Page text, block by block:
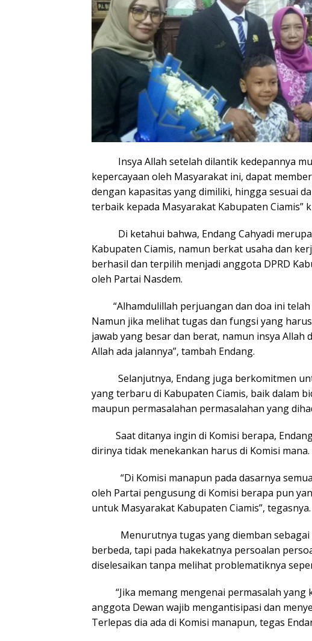
Insya Allah setelah dilantik kedepannya
kepercayaan oleh Masyarakat ini, dapat
dengan kapasitas yang dimiliki, hingga sesuai
terbaik kepada Masyarakat Kabupaten Ciamis”
Di ketahui bahwa, Endang Cahyadi
Kabupaten Ciamis, namun berkat usaha dan
berhasil dan terpilih menjadi anggota DPRD
oleh Partai Nasdem.
“Alhamdulillah perjuangan dan doa ini telah
Namun jika melihat tugas dan fungsi yang
jawab yang besar dan berat, namun insya Allah
Allah ada jalannya”, tambah Endang.
Selanjutnya, Endang juga berkomitmen
yang terbaru di Kabupaten Ciamis, baik dalam
maupun permasalahan permasalahan yang
Saat ditanya ingin di Komisi berapa,
dirinya tidak menekankan harus di Komisi mana.
“Di Komisi manapun pada dasarnya semua
oleh Partai pengusung di Komisi berapa pun
untuk Masyarakat Kabupaten Ciamis”, tegasnya.
Menurutnya tugas yang diemban sebagai
berbeda, tapi pada hakekatnya persoalan
diselesaikan tanpa melihat problematiknya
“Jika memang mengenai permasalah yang
anggota Dewan wajib mengantisipasi dan
Terlepas dia ada di Komisi manapun, tegas